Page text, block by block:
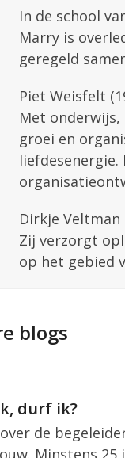
In de school
Marry is
geregeld
Piet Weisfelt
Met
groei en
Dirkje Veltman
Zij verzorgt
op het gebied
blogs
durf ik?
de
Minstens 25